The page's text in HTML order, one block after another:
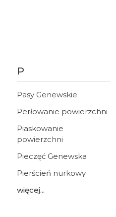
P
Pasy Genewskie
Perłowanie powierzchni
Piaskowanie
powierzchni
Pieczęć Genewska
Pierścień nurkowy
więcej...